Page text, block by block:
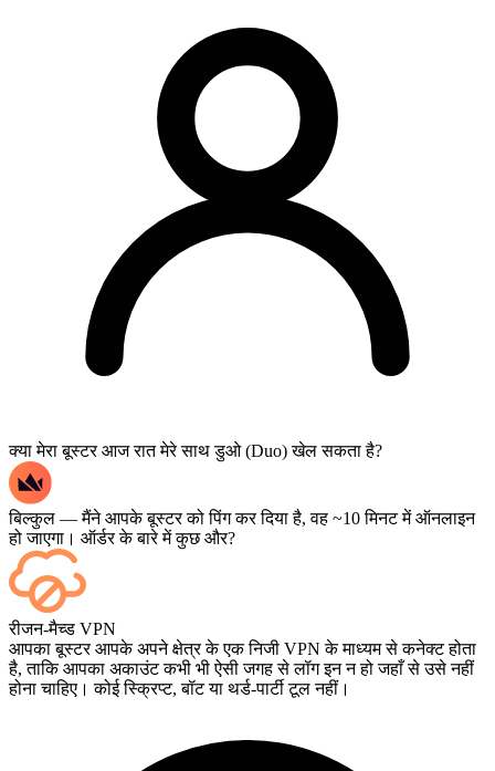
क्या मेरा बूस्टर आज रात मेरे साथ डुओ (Duo) खेल सकता है?
बिल्कुल — मैंने आपके बूस्टर को पिंग कर दिया है, वह ~10 मिनट में ऑनलाइन
हो जाएगा। ऑर्डर के बारे में कुछ और?
हाँ — हर मैच खत्म होते ही आपके डैशबोर्ड पर दिखाई देता है, और यदि आप गेम
को लाइव देखना चाहते हैं, तो चेकआउट के समय Streaming जोड़ें।
रीजन-मैच्ड VPN
आपका बूस्टर आपके अपने क्षेत्र के एक निजी VPN के माध्यम से कनेक्ट होता
है, ताकि आपका अकाउंट कभी भी ऐसी जगह से लॉग इन न हो जहाँ से उसे नहीं
होना चाहिए। कोई स्क्रिप्ट, बॉट या थर्ड-पार्टी टूल नहीं।